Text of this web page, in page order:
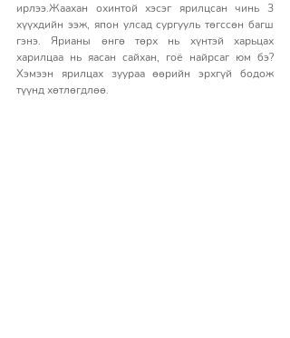
ирлээ.Жаахан охинтой хэсэг ярилцсан чинь 3
хүүхдийн ээж, япон улсад сургууль төгссөн багш
гэнэ. Ярианы өнгө төрх нь хүнтэй харьцах
харилцаа нь яасан сайхан, гоё найрсаг юм бэ?
Хэмээн ярилцах зуураа өөрийн эрхгүй бодож
түүнд хөтлөгдлөө.